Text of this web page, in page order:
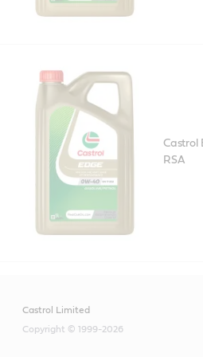
Castrol
RSA
Castrol Limited
Copyright © 1999-2026